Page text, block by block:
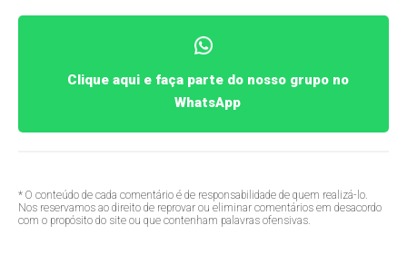
Clique aqui e faça parte do nosso grupo no
WhatsApp
* O conteúdo de cada comentário é de responsabilidade de quem realizá-lo.
Nos reservamos ao direito de reprovar ou eliminar comentários em desacordo
com o propósito do site ou que contenham palavras ofensivas.